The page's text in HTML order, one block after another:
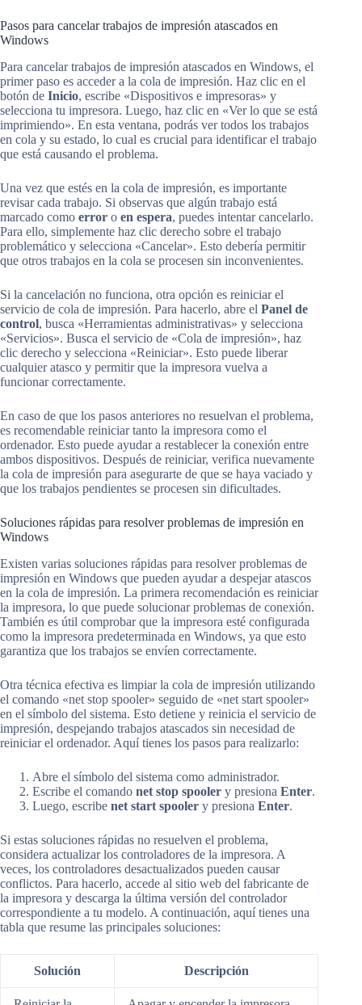
Pasos para cancelar trabajos de impresión atascados en
Windows
Para cancelar trabajos de impresión atascados en Windows, el
primer paso es acceder a la cola de impresión. Haz clic en el
botón de Inicio, escribe «Dispositivos e impresoras» y
selecciona tu impresora. Luego, haz clic en «Ver lo que se está
imprimiendo». En esta ventana, podrás ver todos los trabajos
en cola y su estado, lo cual es crucial para identificar el trabajo
que está causando el problema.
Una vez que estés en la cola de impresión, es importante
revisar cada trabajo. Si observas que algún trabajo está
marcado como error o en espera, puedes intentar cancelarlo.
Para ello, simplemente haz clic derecho sobre el trabajo
problemático y selecciona «Cancelar». Esto debería permitir
que otros trabajos en la cola se procesen sin inconvenientes.
Si la cancelación no funciona, otra opción es reiniciar el
servicio de cola de impresión. Para hacerlo, abre el Panel de
control, busca «Herramientas administrativas» y selecciona
«Servicios». Busca el servicio de «Cola de impresión», haz
clic derecho y selecciona «Reiniciar». Esto puede liberar
cualquier atasco y permitir que la impresora vuelva a
funcionar correctamente.
En caso de que los pasos anteriores no resuelvan el problema,
es recomendable reiniciar tanto la impresora como el
ordenador. Esto puede ayudar a restablecer la conexión entre
ambos dispositivos. Después de reiniciar, verifica nuevamente
la cola de impresión para asegurarte de que se haya vaciado y
que los trabajos pendientes se procesen sin dificultades.
Soluciones rápidas para resolver problemas de impresión en
Windows
Existen varias soluciones rápidas para resolver problemas de
impresión en Windows que pueden ayudar a despejar atascos
en la cola de impresión. La primera recomendación es reiniciar
la impresora, lo que puede solucionar problemas de conexión.
También es útil comprobar que la impresora esté configurada
como la impresora predeterminada en Windows, ya que esto
garantiza que los trabajos se envíen correctamente.
Otra técnica efectiva es limpiar la cola de impresión utilizando
el comando «net stop spooler» seguido de «net start spooler»
en el símbolo del sistema. Esto detiene y reinicia el servicio de
impresión, despejando trabajos atascados sin necesidad de
reiniciar el ordenador. Aquí tienes los pasos para realizarlo:
Abre el símbolo del sistema como administrador.
Escribe el comando net stop spooler y presiona Enter.
Luego, escribe net start spooler y presiona Enter.
Si estas soluciones rápidas no resuelven el problema,
considera actualizar los controladores de la impresora. A
veces, los controladores desactualizados pueden causar
conflictos. Para hacerlo, accede al sitio web del fabricante de
la impresora y descarga la última versión del controlador
correspondiente a tu modelo. A continuación, aquí tienes una
tabla que resume las principales soluciones:
Solución Descripción